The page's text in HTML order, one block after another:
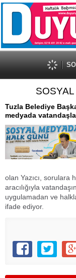
Tuzla Belediye
medyada
olan Yazıcı, sorulara
aracılığıyla
uygulamadan ve
ifade ediyor.